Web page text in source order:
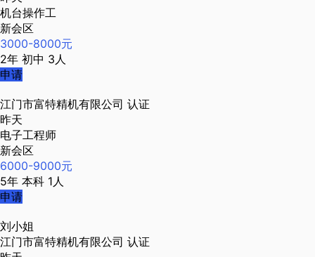
机台操作工
新会区
3000-8000元
2年 初中 3人
申请
江门市富特精机有限公司 认证
昨天
电子工程师
新会区
6000-9000元
5年 本科 1人
申请
刘小姐
江门市富特精机有限公司 认证